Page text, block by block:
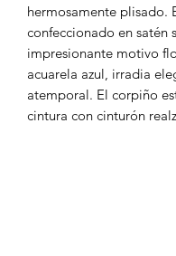
hermosamente plisado.
confeccionado en satén
impresionante motivo
acuarela azul, irradia
atemporal. El corpiño
cintura con cinturón